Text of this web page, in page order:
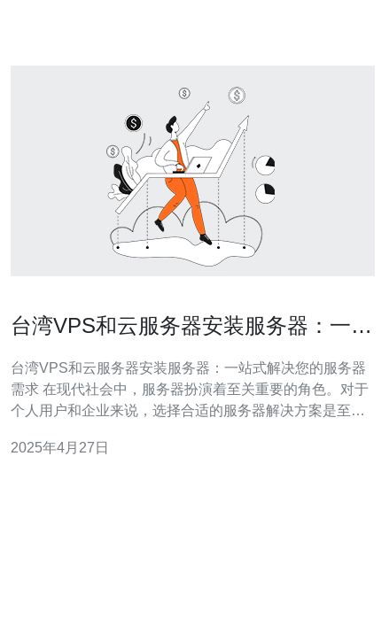
台湾VPS和云服务器安装服务器：一站
台湾VPS和云服务器安装服务器：一站式解决您的服务器
需求 在现代社会中，服务器扮演着至关重要的角色。对于
个人用户和企业来说，选择合适的服务器解决方案是至关
解决您服务器需求的最佳选择。 VPS（Virtual Private
2025年4月27日